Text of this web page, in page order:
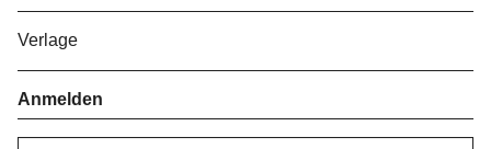
Verlage
Anmelden